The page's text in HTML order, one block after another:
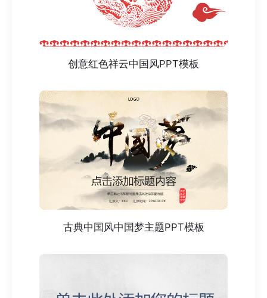
创意红色祥云中国风PPT模板
古典中国风中国梦主题PPT模板